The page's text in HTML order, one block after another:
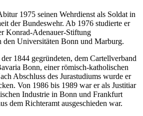
1975 seinen Wehrdienst als Soldat in
der Bundeswehr. Ab 1976 studierte er
Konrad-Adenauer-Stiftung
den Universitäten Bonn und Marburg.
1844 gegründeten, dem Cartellverband
Bonn, einer römisch-katholischen
Abschluss des Jurastudiums wurde er
Von 1986 bis 1989 war er als Justitiar
Industrie in Bonn und Frankfurt
dem Richteramt ausgeschieden war.